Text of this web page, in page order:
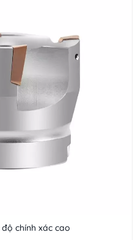
chính xác cao